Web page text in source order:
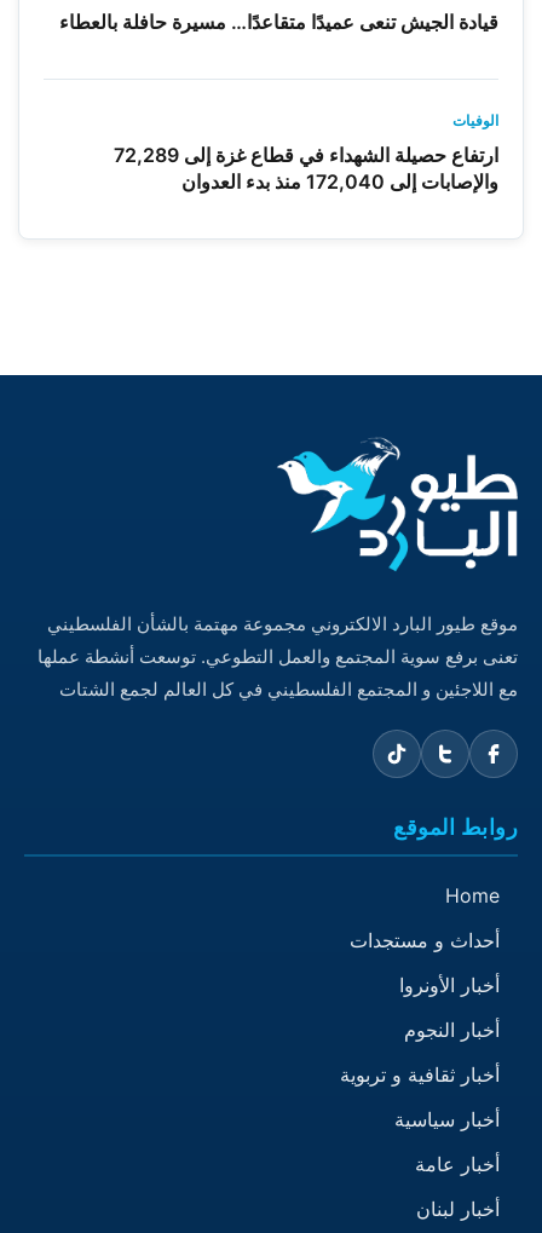
قيادة الجيش تنعى عميدًا متقاعدًا… مسيرة حافلة بالعطاء
الوفيات
ارتفاع حصيلة الشهداء في قطاع غزة إلى 72,289
والإصابات إلى 172,040 منذ بدء العدوان
موقع طيور البارد الالكتروني مجموعة مهتمة بالشأن الفلسطيني
تعنى برفع سوية المجتمع والعمل التطوعي. توسعت أنشطة عملها
مع اللاجئين و المجتمع الفلسطيني في كل العالم لجمع الشتات
روابط الموقع
Home
أحداث و مستجدات
أخبار الأونروا
أخبار النجوم
أخبار ثقافية و تربوية
أخبار سياسية
أخبار عامة
أخبار لبنان